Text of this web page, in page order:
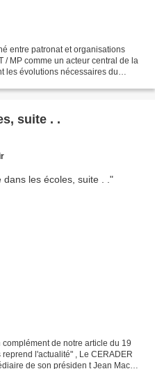
entre patronat et organisations
/ MP comme un acteur central de la
les évolutions nécessaires du
suite . .
de notre article du 19
l'actualité" , Le CERADER
de son présiden t Jean Mac